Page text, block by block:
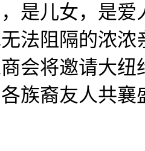
是儿女，是
法阻隔的浓
会将邀请大
族裔友人共